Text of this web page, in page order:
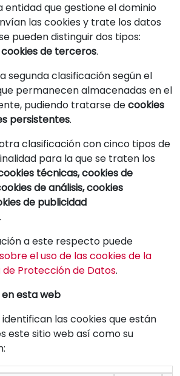
entidad que gestione el dominio
las cookies y trate los datos
pueden distinguir dos tipos:
de terceros.
segunda clasificación según el
permanecen almacenadas en el
pudiendo tratarse decookies
persistentes.
clasificación con cinco tipos de
para la que se traten los
técnicas, cookies de
de análisis, cookies
de publicidad
.
a este respecto puede
el uso de las cookies de la
de Protección de Datos.
en esta web
las cookies que están
este sitio web así como su